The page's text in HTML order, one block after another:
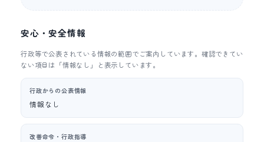
安心・安全情報
行政等で公表されている情報の範囲でご案内しています。確認できてい
ない項目は「情報なし」と表示しています。
行政からの公表情報
情報なし
改善命令・行政指導